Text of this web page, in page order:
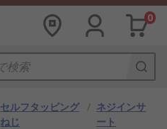
0
セルフタッピング
ねじ
/ ネジインサ
ート